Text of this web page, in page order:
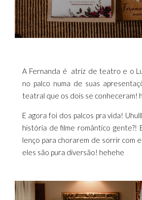
A Fernanda é atriz de teatro e o
no palco numa de suas
teatral que os dois se conheceram!
E agora foi dos palcos pra vida!
história de filme romântico gente?!
lenço para chorarem de sorrir com
eles são pura diversão! hehehe